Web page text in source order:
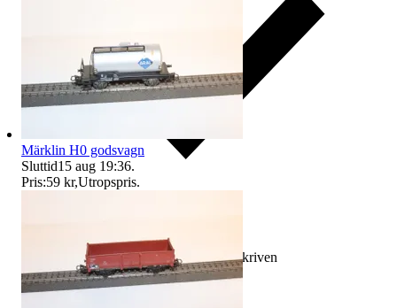
Ersättning om varan inte är som beskriven
Märklin H0 godsvagn
Sluttid15 aug 19:36.
Pris:59 kr,Utropspris.